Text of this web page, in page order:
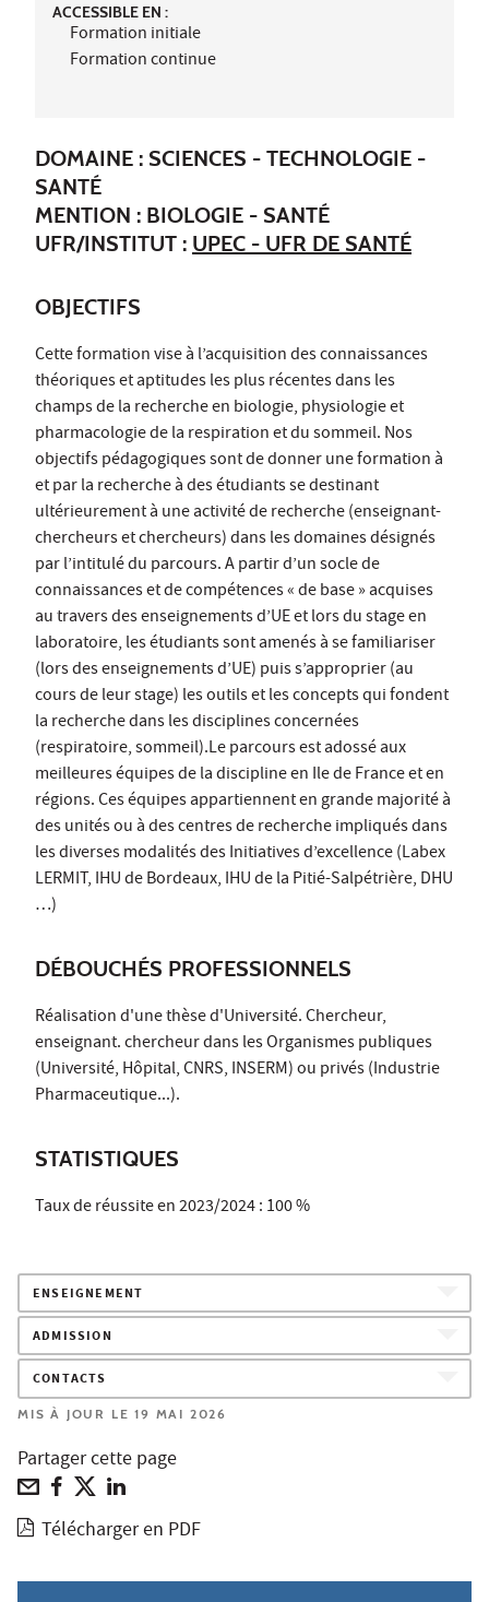
ACCESSIBLE EN :
Formation initiale
Formation continue
DOMAINE : SCIENCES - TECHNOLOGIE -
SANTÉ
MENTION : BIOLOGIE - SANTÉ
UFR/INSTITUT : UPEC - UFR DE SANTÉ
OBJECTIFS
Cette formation vise à l’acquisition des connaissances
théoriques et aptitudes les plus récentes dans les
champs de la recherche en biologie, physiologie et
pharmacologie de la respiration et du sommeil. Nos
objectifs pédagogiques sont de donner une formation à
et par la recherche à des étudiants se destinant
ultérieurement à une activité de recherche (enseignant-
chercheurs et chercheurs) dans les domaines désignés
par l’intitulé du parcours. A partir d’un socle de
connaissances et de compétences « de base » acquises
au travers des enseignements d’UE et lors du stage en
laboratoire, les étudiants sont amenés à se familiariser
(lors des enseignements d’UE) puis s’approprier (au
cours de leur stage) les outils et les concepts qui fondent
la recherche dans les disciplines concernées
(respiratoire, sommeil).Le parcours est adossé aux
meilleures équipes de la discipline en Ile de France et en
régions. Ces équipes appartiennent en grande majorité à
des unités ou à des centres de recherche impliqués dans
les diverses modalités des Initiatives d’excellence (Labex
LERMIT, IHU de Bordeaux, IHU de la Pitié-Salpétrière, DHU
…)
DÉBOUCHÉS PROFESSIONNELS
Réalisation d'une thèse d'Université. Chercheur,
enseignant. chercheur dans les Organismes publiques
(Université, Hôpital, CNRS, INSERM) ou privés (Industrie
Pharmaceutique...).
STATISTIQUES
Taux de réussite en 2023/2024 : 100 %
ENSEIGNEMENT
ADMISSION
CONTACTS
MIS À JOUR LE 19 MAI 2026
Partager cette page
Télécharger en PDF